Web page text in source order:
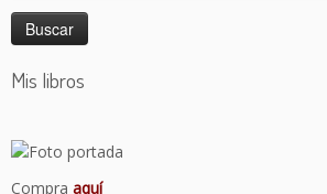
Mis libros
Compra aquí